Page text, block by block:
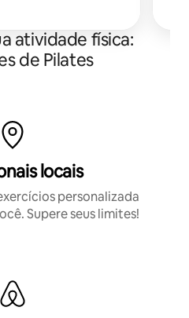
atividade física:
de Pilates
locais
personalizada
Supere seus limites!